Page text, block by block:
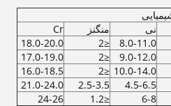
نی منگنز
Cr
8.0-11.0
≤2
18.0-20.0
9.0-12.0
≤2
17.0-19.0
10.0-14.0
≤2
16.0-18.5
4.5-6.5
2.5-3.5
21.0-24.0
6-8
≤1.2
24-26